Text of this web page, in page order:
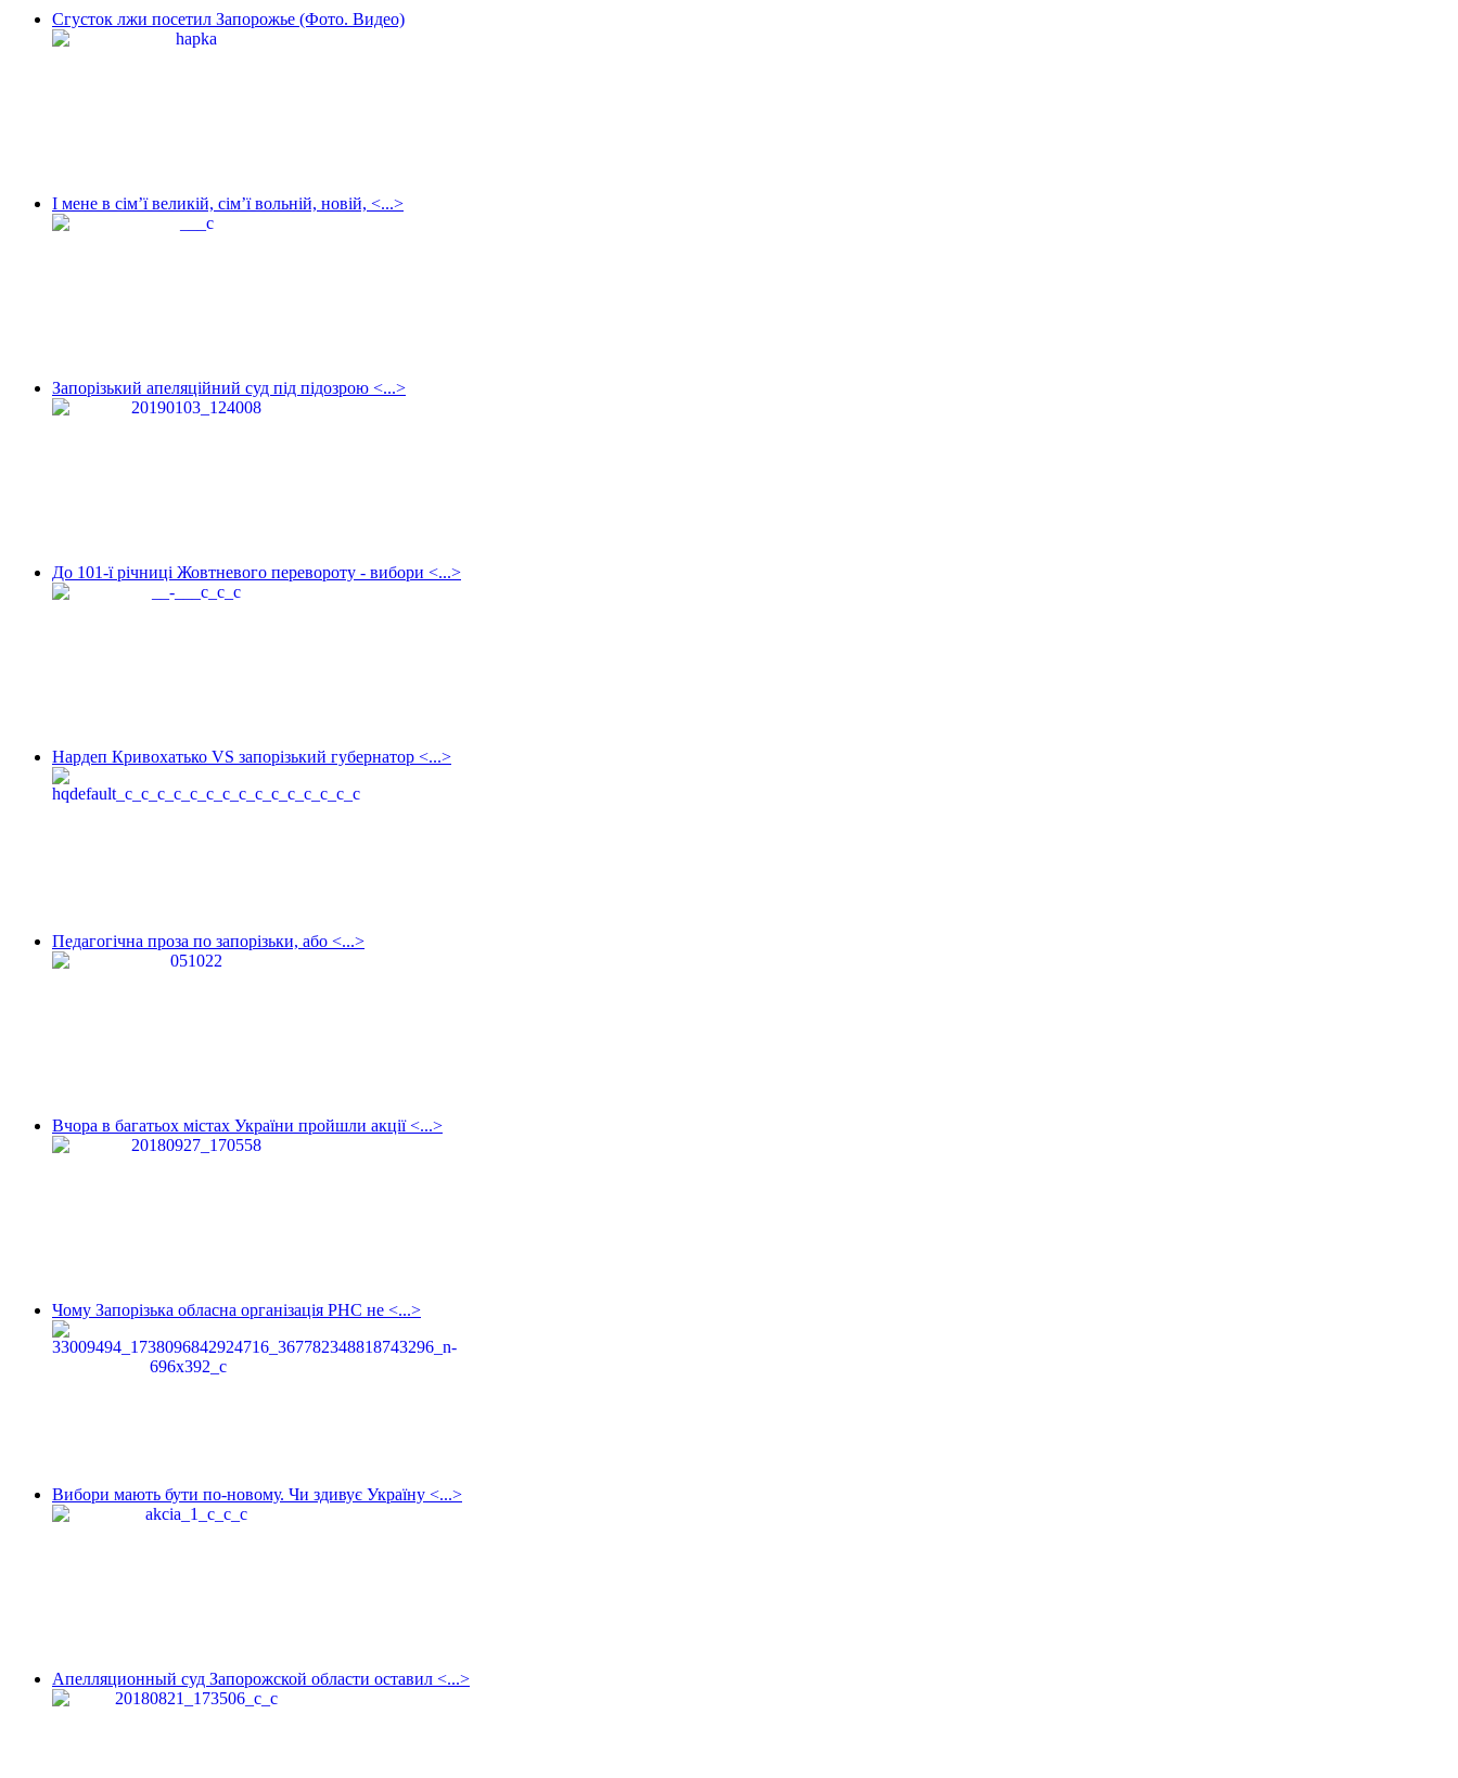
Сгусток лжи посетил Запорожье (Фото. Видео)
І мене в сім’ї великій, сім’ї вольній, новій, <...>
Запорізький апеляційний суд під підозрою <...>
До 101-ї річниці Жовтневого перевороту - вибори <...>
Нардеп Кривохатько VS запорізький губернатор <...>
Педагогічна проза по запорізьки, або <...>
Вчора в багатьох містах України пройшли акції <...>
Чому Запорізька обласна організація РНС не <...>
Вибори мають бути по-новому. Чи здивує Україну <...>
Апелляционный суд Запорожской области оставил <...>